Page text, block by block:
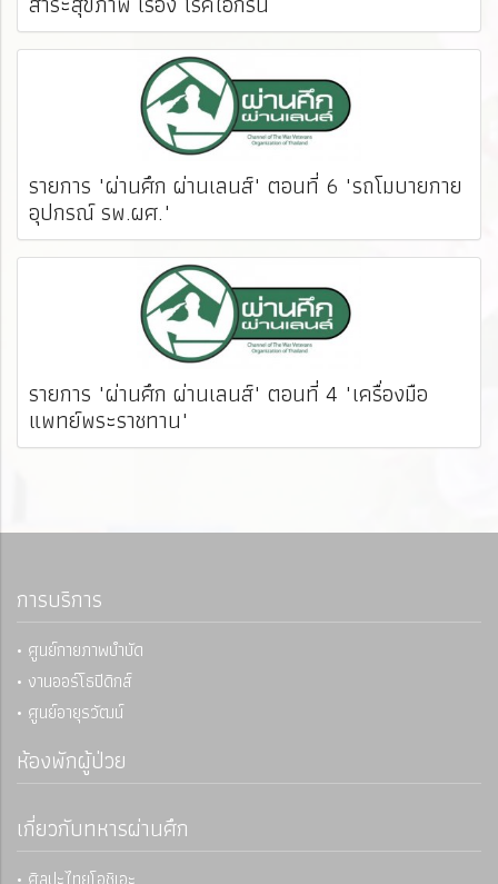
รายการ "ผ่านศึก ผ่านเลนส์" ตอนที่ 6 "รถโมบายกาย
อุปกรณ์ รพ.ผศ."
รายการ "ผ่านศึก ผ่านเลนส์" ตอนที่ 4 "เครื่องมือ
แพทย์พระราชทาน"
การบริการ
• ศูนย์กายภาพบำบัด
• งานออร์โธปิดิกส์
• ศูนย์อายุรวัฒน์
ห้องพักผู้ป่วย
เกี่ยวกับทหารผ่านศึก